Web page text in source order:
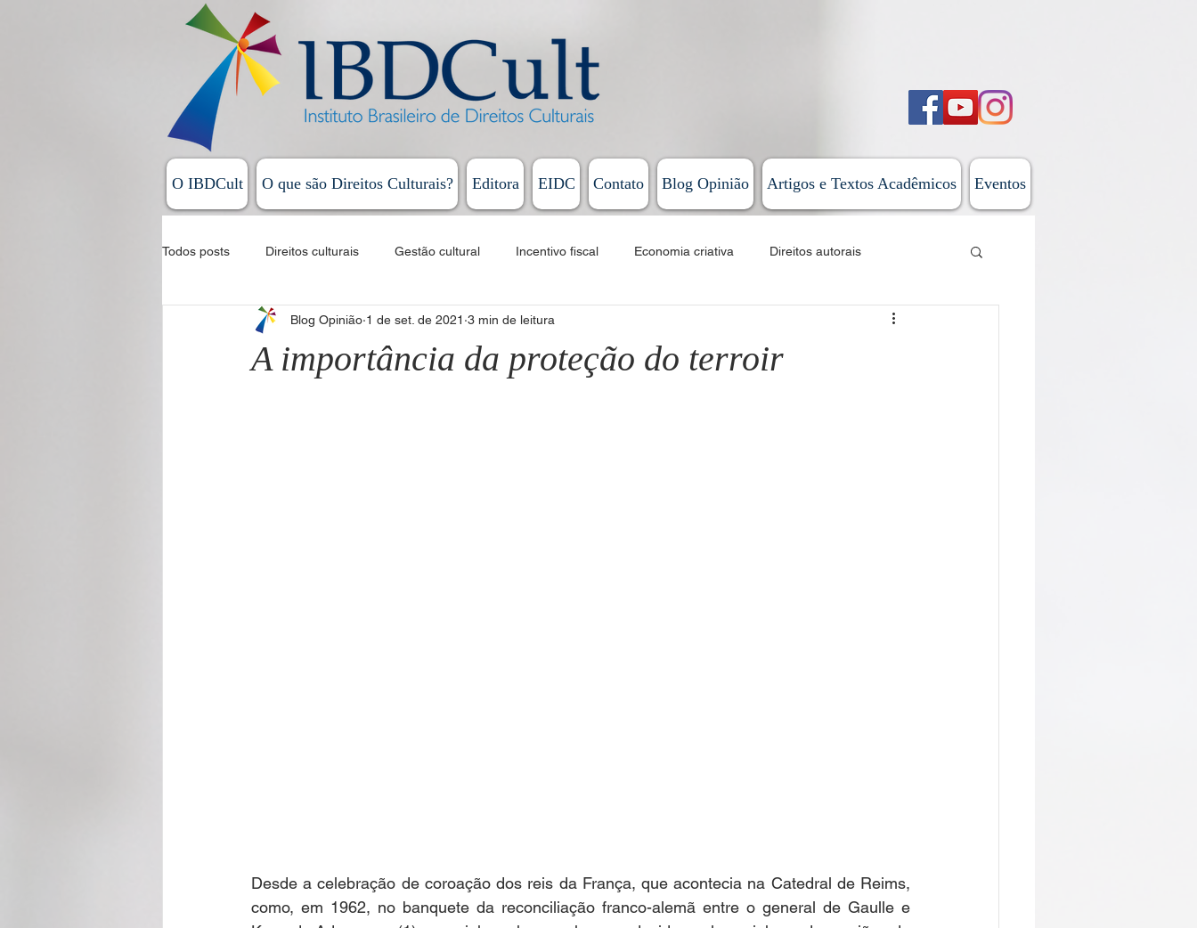
O IBDCult O que são Direitos Culturais? Editora EIDC Contato Blog Opinião Artigos e Textos Acadêmicos Eventos
Todos posts Direitos culturais Gestão cultural Incentivo fiscal Economia criativa Direitos autorais
Sistema Nacional de Cultura Educação Cursos
A importância da proteção do terroir
Blog Opinião 1 de set. de 2021 3 min de leitura
Desde a celebração de coroação dos reis da França, que acontecia na Catedral de Reims,
como, em 1962, no banquete da reconciliação franco-alemã entre o general de Gaulle e